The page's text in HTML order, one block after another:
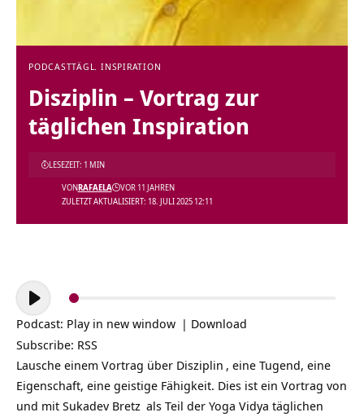
PODCASTTÄGL. INSPIRATION
Disziplin – Vortrag zur
täglichen Inspiration
ZULETZT AKTUALISIERT: 18. JULI 2025 12:11
VONRAFAELA VOR 11 JAHREN
LESEZEIT: 1 MIN
Audio-
Player
Podcast: Play in new window | Download
Subscribe: RSS
Lausche einem Vortrag über Disziplin , eine Tugend, eine
Eigenschaft, eine geistige Fähigkeit. Dies ist ein Vortrag von
und mit Sukadev Bretz als Teil der Yoga Vidya täglichen